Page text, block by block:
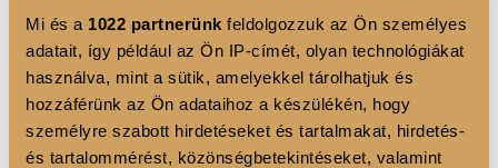
Mi és a 1022 partnerünk feldolgozzuk az Ön személyes
adatait, így például az Ön IP-címét, olyan technológiákat
használva, mint a sütik, amelyekkel tárolhatjuk és
hozzáférünk az Ön adataihoz a készülékén, hogy
személyre szabott hirdetéseket és tartalmakat, hirdetés-
és tartalommérést, közönségbetekintéseket, valamint
LUXOYA VIP SZALON